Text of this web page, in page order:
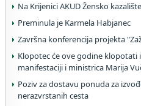
Na Krijenici AKUD Žensko
Preminula je Karmela Habjanec
Završna konferencija projekta
Klopotec će ove godine klopotati
manifestaciji i ministrica Marija
Poziv za dostavu ponuda za
nerazvrstanih cesta